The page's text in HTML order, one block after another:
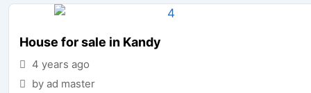
House for sale in Kandy
4 years ago
by ad master